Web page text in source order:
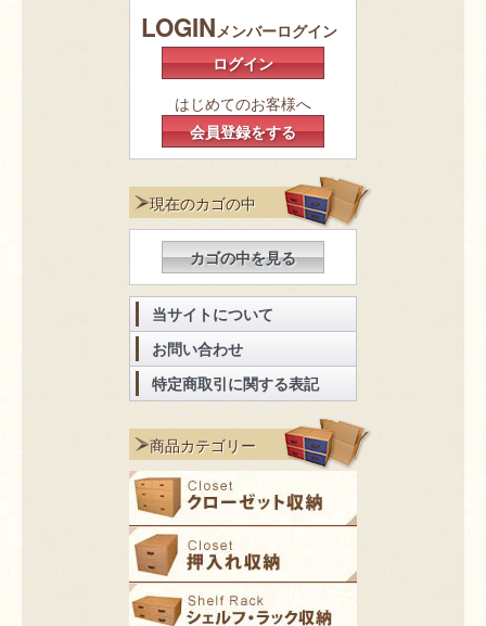
LOGINメンバーログイン
ログイン
はじめてのお客様へ
会員登録をする
現在のカゴの中
カゴの中を見る
当サイトについて
お問い合わせ
特定商取引に関する表記
商品カテゴリー